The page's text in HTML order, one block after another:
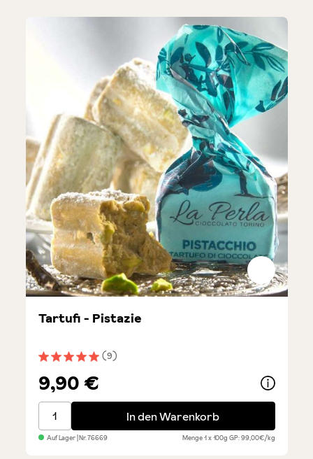
Durchschnittliche Bewertung von 5 von 5 Sternen
(9)
Tartufi - Pistazie
9,90 €
Tartufi - Pistazie In den Warenkorb
Auf Lager| Nr.76669 Menge1 x 100gGP: 99,00€/kg